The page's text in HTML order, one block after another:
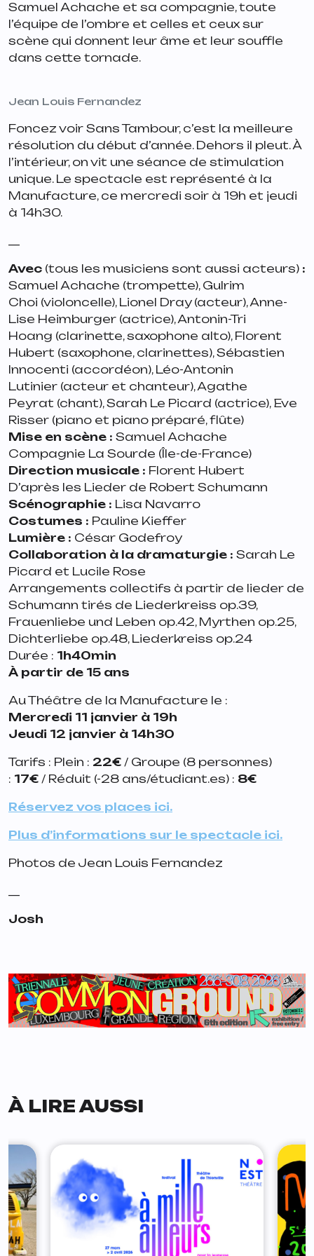
Samuel Achache et sa compagnie, toute
l’équipe de l’ombre et celles et ceux sur
scène qui donnent leur âme et leur souffle
dans cette tornade.
Jean Louis Fernandez
Foncez voir Sans Tambour, c’est la meilleure
résolution du début d’année. Dehors il pleut. À
l’intérieur, on vit une séance de stimulation
unique. Le spectacle est représenté à la
Manufacture, ce mercredi soir à 19h et jeudi
à 14h30.
Avec (tous les musiciens sont aussi acteurs) :
Samuel Achache (trompette), Gulrim
Choi (violoncelle), Lionel Dray (acteur), Anne-
Lise Heimburger (actrice), Antonin-Tri
Hoang (clarinette, saxophone alto), Florent
Hubert (saxophone, clarinettes), Sébastien
Innocenti (accordéon), Léo-Antonin
Lutinier (acteur et chanteur), Agathe
Peyrat (chant), Sarah Le Picard (actrice), Eve
Risser (piano et piano préparé, flûte)
Mise en scène : Samuel Achache
Compagnie La Sourde (Île-de-France)
Direction musicale : Florent Hubert
D’après les Lieder de Robert Schumann
Scénographie : Lisa Navarro
Costumes : Pauline Kieffer
Lumière : César Godefroy
Collaboration à la dramaturgie : Sarah Le
Picard et Lucile Rose
Arrangements collectifs à partir de lieder de
Schumann tirés de Liederkreiss op.39,
Frauenliebe und Leben op.42, Myrthen op.25,
Dichterliebe op.48, Liederkreiss op.24
Durée : 1h40min
À partir de 15 ans
Au Théâtre de la Manufacture le :
Mercredi 11 janvier à 19h
Jeudi 12 janvier à 14h30
Tarifs : Plein : 22€ / Groupe (8 personnes)
: 17€ / Réduit (-28 ans/étudiant.es) : 8€
Réservez vos places ici.
Plus d’informations sur le spectacle ici.
Photos de Jean Louis Fernandez
Josh
À LIRE AUSSI